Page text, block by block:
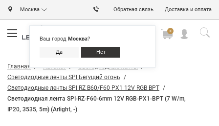
Москва
Ваш город Москва?
Да Нет
Обратная связь Доставка и оплата
0
Главная Каталог
Светодиодные ленты
Светодиодные ленты SPI Бегущий огонь
Светодиодные ленты SPI RZ B60/F60 PX1 12V RGB BPT
Светодиодная лента SPI-RZ-F60-6mm 12V RGB-PX1-BPT (7 W/m,
IP20, 3535, 5m) (Arlight, -)